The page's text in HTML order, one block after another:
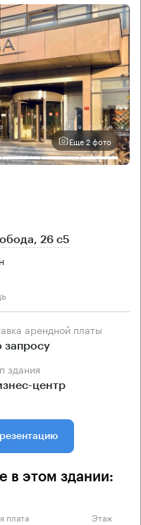
Еще 2 фото
26 с5
арендной платы
запросу
здания
центр
в этом здании:
плата Этаж